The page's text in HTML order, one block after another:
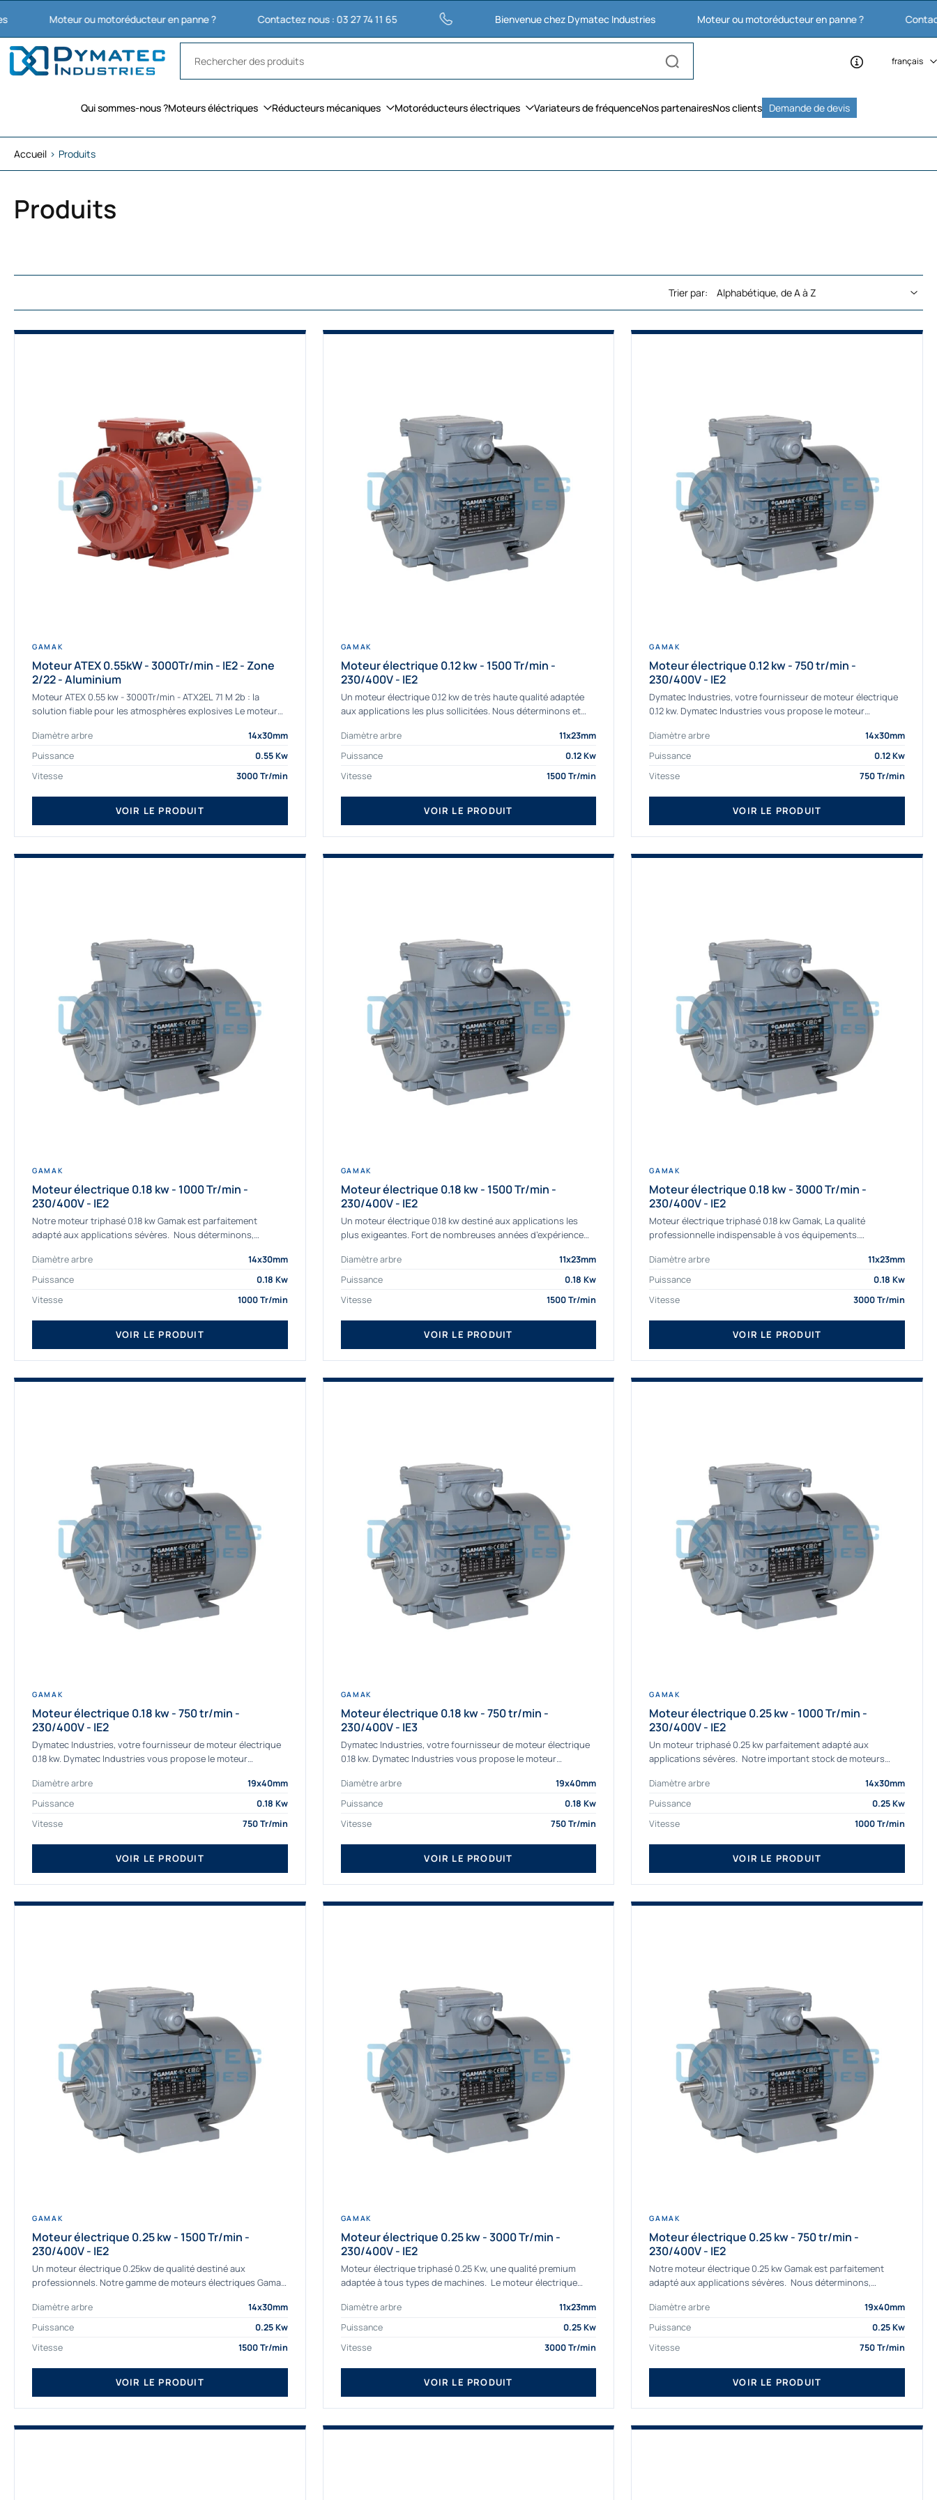
contenu
Moteur ou motoréducteur en panne ? Contactez nous : 03 27 74 11 65 Bienvenue chez Dymatec Industries Moteur ou motoréducteur en panne ? Contactez nous :
français
Qui sommes-nous ?Moteurs éléctriques Réducteurs mécaniques Motoréducteurs électriques Variateurs de fréquenceNos partenairesNos clients Demande de devis
Accueil › Produits
Produits
Trier par:
GAMAK
Moteur ATEX 0.55kW - 3000Tr/min - IE2 - Zone
2/22 - Aluminium
Moteur ATEX 0.55 kw - 3000Tr/min - ATX2EL 71 M 2b : la
solution fiable pour les atmosphères explosives Le moteur
Diamètre arbre
14x30mm
Puissance
0.55 Kw
Vitesse
3000 Tr/min
VOIR LE PRODUIT
GAMAK
Moteur électrique 0.12 kw - 1500 Tr/min -
230/400V - IE2
Un moteur électrique 0.12 kw de très haute qualité adaptée
aux applications les plus sollicitées. Nous déterminons et
Diamètre arbre
11x23mm
Puissance
0.12 Kw
Vitesse
1500 Tr/min
VOIR LE PRODUIT
GAMAK
Moteur électrique 0.12 kw - 750 tr/min -
230/400V - IE2
Dymatec Industries, votre fournisseur de moteur électrique
0.12 kw. Dymatec Industries vous propose le moteur
Diamètre arbre
14x30mm
Puissance
0.12 Kw
Vitesse
750 Tr/min
VOIR LE PRODUIT
GAMAK
Moteur électrique 0.18 kw - 1000 Tr/min -
230/400V - IE2
Notre moteur triphasé 0.18 kw Gamak est parfaitement
adapté aux applications sévères. Nous déterminons,
depuis de nombreuses...
Diamètre arbre
14x30mm
Puissance
0.18 Kw
Vitesse
1000 Tr/min
VOIR LE PRODUIT
GAMAK
Moteur électrique 0.18 kw - 1500 Tr/min -
230/400V - IE2
Un moteur électrique 0.18 kw destiné aux applications les
plus exigeantes. Fort de nombreuses années d’expérience
Diamètre arbre
11x23mm
Puissance
0.18 Kw
Vitesse
1500 Tr/min
VOIR LE PRODUIT
GAMAK
Moteur électrique 0.18 kw - 3000 Tr/min -
230/400V - IE2
Moteur électrique triphasé 0.18 kw Gamak, La qualité
professionnelle indispensable à vos équipements.
proposons exclusivement des...
Diamètre arbre
11x23mm
Puissance
0.18 Kw
Vitesse
3000 Tr/min
VOIR LE PRODUIT
GAMAK
Moteur électrique 0.18 kw - 750 tr/min -
230/400V - IE2
Dymatec Industries, votre fournisseur de moteur électrique
0.18 kw. Dymatec Industries vous propose le moteur
Diamètre arbre
19x40mm
Puissance
0.18 Kw
Vitesse
750 Tr/min
VOIR LE PRODUIT
GAMAK
Moteur électrique 0.18 kw - 750 tr/min -
230/400V - IE3
Dymatec Industries, votre fournisseur de moteur électrique
0.18 kw. Dymatec Industries vous propose le moteur
Diamètre arbre
19x40mm
Puissance
0.18 Kw
Vitesse
750 Tr/min
VOIR LE PRODUIT
GAMAK
Moteur électrique 0.25 kw - 1000 Tr/min -
230/400V - IE2
Un moteur triphasé 0.25 kw parfaitement adapté aux
applications sévères. Notre important stock de moteurs
moteurs. Ce moteur...
Diamètre arbre
14x30mm
Puissance
0.25 Kw
Vitesse
1000 Tr/min
VOIR LE PRODUIT
GAMAK
Moteur électrique 0.25 kw - 1500 Tr/min -
230/400V - IE2
Un moteur électrique 0.25kw de qualité destiné aux
professionnels. Notre gamme de moteurs électriques Gamak
Diamètre arbre
14x30mm
Puissance
0.25 Kw
Vitesse
1500 Tr/min
VOIR LE PRODUIT
GAMAK
Moteur électrique 0.25 kw - 3000 Tr/min -
230/400V - IE2
Moteur électrique triphasé 0.25 Kw, une qualité premium
adaptée à tous types de machines. Le moteur électrique
Diamètre arbre
11x23mm
Puissance
0.25 Kw
Vitesse
3000 Tr/min
VOIR LE PRODUIT
GAMAK
Moteur électrique 0.25 kw - 750 tr/min -
230/400V - IE2
Notre moteur électrique 0.25 kw Gamak est parfaitement
adapté aux applications sévères. Nous déterminons,
asynchrones depuis de nombreuses années....
Diamètre arbre
19x40mm
Puissance
0.25 Kw
Vitesse
750 Tr/min
VOIR LE PRODUIT